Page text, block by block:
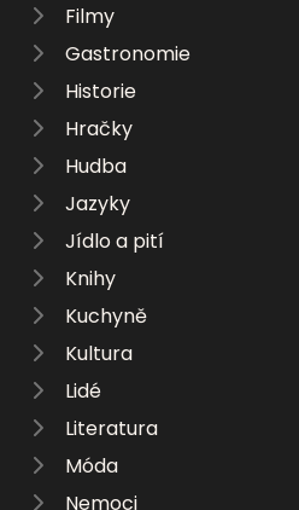
Filmy
Gastronomie
Historie
Hračky
Hudba
Jazyky
Jídlo a pití
Knihy
Kuchyně
Kultura
Lidé
Literatura
Móda
Nemoci